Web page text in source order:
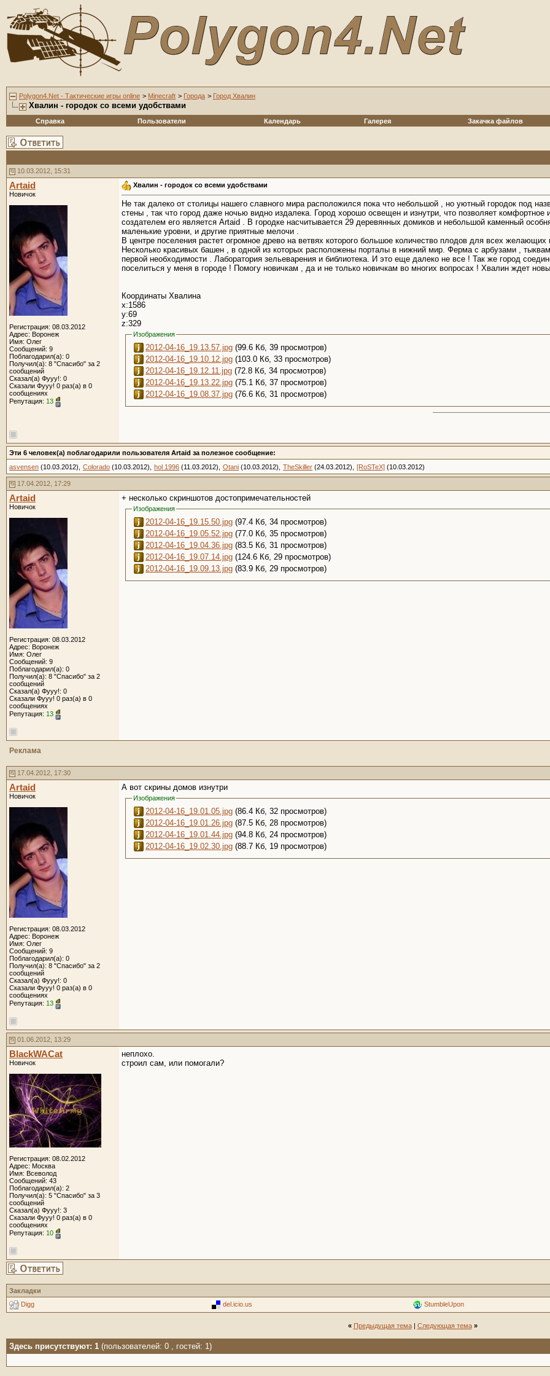
Polygon4.Net - Тактические игры online > Minecraft > Города > Город Хвалин
Хвалин - городок со всеми удобствами
Справка Пользователи Календарь Галерея Закачка файлов
10.03.2012, 15:31
Artaid
Новичок
Регистрация: 08.03.2012
Адрес: Воронеж
Имя: Олег
Сообщений: 9
Поблагодарил(а): 0
Получил(а): 8 "Спасибо" за 2
сообщений
Сказал(а) Фууу!: 0
Сказали Фууу! 0 раз(а) в 0
сообщениях
Репутация: 13
Хвалин - городок со всеми удобствами
Не так далеко от столицы нашего славного мира расположился пока что небольшой , но уютный городок под
стены , так что город даже ночью видно издалека. Город хорошо освещен и изнутри, что позволяет
создателем его является Artaid . В городке насчитывается 29 деревянных домиков и небольшой каменный
маленькие уровни, и другие приятные мелочи .
В центре поселения растет огромное древо на ветвях которого большое количество плодов для всех
Несколько красивых башен , в одной из которых расположены порталы в нижний мир. Ферма с арбузами ,
первой необходимости . Лаборатория зельеварения и библиотека. И это еще далеко не все ! Так же город
поселиться у меня в городе ! Помогу новичкам , да и не только новичкам во многих вопросах ! Хвалин ждет
Координаты Хвалина
x:1586
y:69
z:329
Изображения
2012-04-16_19.13.57.jpg (99.6 Кб, 39 просмотров)
2012-04-16_19.10.12.jpg (103.0 Кб, 33 просмотров)
2012-04-16_19.12.11.jpg (72.8 Кб, 34 просмотров)
2012-04-16_19.13.22.jpg (75.1 Кб, 37 просмотров)
2012-04-16_19.08.37.jpg (76.6 Кб, 31 просмотров)
Эти 6 человек(а) поблагодарили пользователя Artaid за полезное сообщение:
asvensen (10.03.2012), Colorado (10.03.2012), hol 1996 (11.03.2012), Otani (10.03.2012), TheSkiller (24.03.2012), [RoSTeX] (10.03.2012)
17.04.2012, 17:29
Artaid
Новичок
Регистрация: 08.03.2012
Адрес: Воронеж
Имя: Олег
Сообщений: 9
Поблагодарил(а): 0
Получил(а): 8 "Спасибо" за 2
сообщений
Сказал(а) Фууу!: 0
Сказали Фууу! 0 раз(а) в 0
сообщениях
Репутация: 13
+ несколько скриншотов достопримечательностей
Изображения
2012-04-16_19.15.50.jpg (97.4 Кб, 34 просмотров)
2012-04-16_19.05.52.jpg (77.0 Кб, 35 просмотров)
2012-04-16_19.04.36.jpg (83.5 Кб, 31 просмотров)
2012-04-16_19.07.14.jpg (124.6 Кб, 29 просмотров)
2012-04-16_19.09.13.jpg (83.9 Кб, 29 просмотров)
Реклама
17.04.2012, 17:30
Artaid
Новичок
Регистрация: 08.03.2012
Адрес: Воронеж
Имя: Олег
Сообщений: 9
Поблагодарил(а): 0
Получил(а): 8 "Спасибо" за 2
сообщений
Сказал(а) Фууу!: 0
Сказали Фууу! 0 раз(а) в 0
сообщениях
Репутация: 13
А вот скрины домов изнутри
Изображения
2012-04-16_19.01.05.jpg (86.4 Кб, 32 просмотров)
2012-04-16_19.01.26.jpg (87.5 Кб, 28 просмотров)
2012-04-16_19.01.44.jpg (94.8 Кб, 24 просмотров)
2012-04-16_19.02.30.jpg (88.7 Кб, 19 просмотров)
01.06.2012, 13:29
BlackWACat
Новичок
Регистрация: 08.02.2012
Адрес: Москва
Имя: Всеволод
Сообщений: 43
Поблагодарил(а): 2
Получил(а): 5 "Спасибо" за 3
сообщений
Сказал(а) Фууу!: 3
Сказали Фууу! 0 раз(а) в 0
сообщениях
Репутация: 10
неплохо.
строил сам, или помогали?
Закладки
Digg
del.icio.us StumbleUpon
« Предыдущая тема| Следующая тема »
Здесь присутствуют: 1 (пользователей: 0 , гостей: 1)